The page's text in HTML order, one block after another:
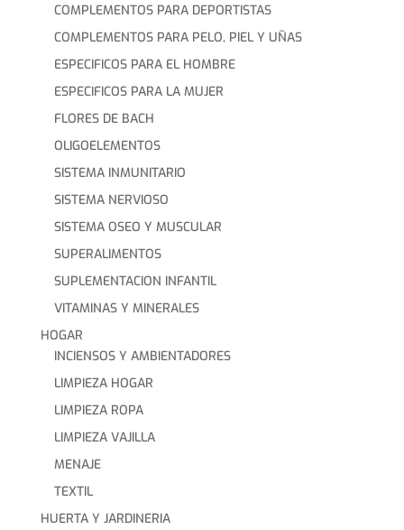
COMPLEMENTOS PARA DEPORTISTAS
COMPLEMENTOS PARA PELO, PIEL Y UÑAS
ESPECIFICOS PARA EL HOMBRE
ESPECIFICOS PARA LA MUJER
FLORES DE BACH
OLIGOELEMENTOS
SISTEMA INMUNITARIO
SISTEMA NERVIOSO
SISTEMA OSEO Y MUSCULAR
SUPERALIMENTOS
SUPLEMENTACION INFANTIL
VITAMINAS Y MINERALES
HOGAR
INCIENSOS Y AMBIENTADORES
LIMPIEZA HOGAR
LIMPIEZA ROPA
LIMPIEZA VAJILLA
MENAJE
TEXTIL
HUERTA Y JARDINERIA